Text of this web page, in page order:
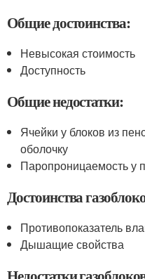
Общие достоинства:
Невысокая стоимость
Доступность
Общие недостатки:
Ячейки у блоков из
оболочку
Паропроницаемость у
Достоинства
Противопоказатель
Дышащие свойства